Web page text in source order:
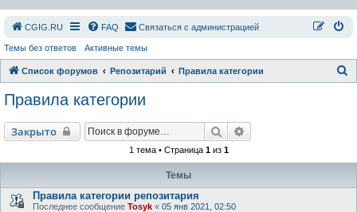
СGIG.RU FAQ Связаться с администрацией
Темы без ответов Активные темы
Список форумов Репозитарий Правила категории
Правила категории
Закрыто Поиск
1 тема • Страница 1из 1
Темы
Правила категории репозитария
Последнее сообщение Tosyk « 05 янв 2021, 02:50